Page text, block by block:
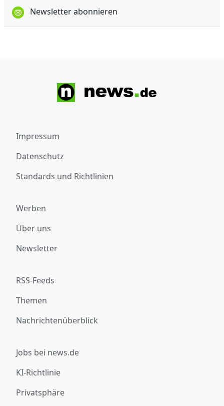
Newsletter abonnieren
Impressum
Datenschutz
Standards und Richtlinien
Werben
Über uns
Newsletter
RSS-Feeds
Themen
Nachrichtenüberblick
Jobs bei news.de
KI-Richtlinie
Privatsphäre